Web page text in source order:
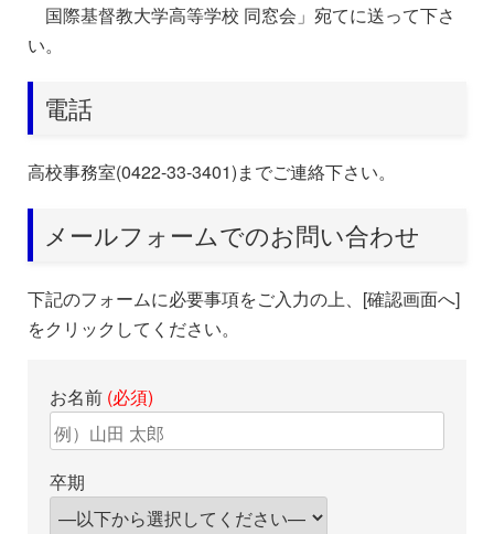
国際基督教大学高等学校 同窓会」宛てに送って下さ
い。
電話
高校事務室(0422-33-3401)までご連絡下さい。
メールフォームでのお問い合わせ
下記のフォームに必要事項をご入力の上、[確認画面へ]
をクリックしてください。
お名前 (必須)
卒期